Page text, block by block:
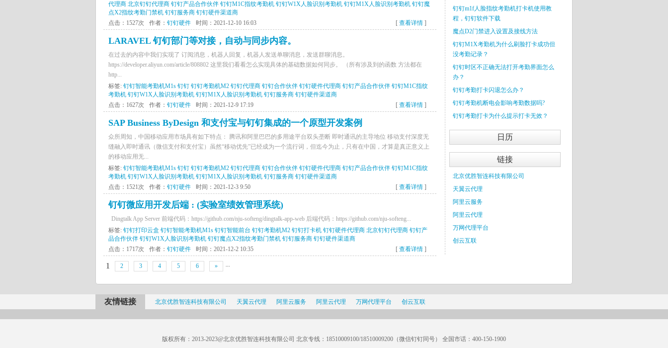
代理商 北京钉钉代理商 钉钉产品合作伙伴 钉钉M1C指纹考勤机 钉钉W1X人脸识别考勤机 钉钉M1X人脸识别考勤机 钉钉魔
点X2指纹考勤门禁机 钉钉服务商 钉钉硬件渠道商
点击：1527次
作者： 钉钉硬件 时间：2021-12-10 16:03 [ 查看详情 ]
LARAVEL 钉钉部门等对接，自动与同步内容。
在过去的内容中我们实现了 订阅消息，机器人回复，机器人发送单聊消息，发送群聊消息。
https://developer.aliyun.com/article/808802 这里我们看看怎么实现具体的基础数据如何同步。 （所有涉及到的函数 方法都在
http...
标签: 钉钉智能考勤机M1s 钉钉 钉钉考勤机M2 钉钉代理商 钉钉合作伙伴 钉钉硬件代理商 钉钉产品合作伙伴 钉钉M1C指纹
考勤机 钉钉W1X人脸识别考勤机 钉钉M1X人脸识别考勤机 钉钉服务商 钉钉硬件渠道商
点击：1627次
作者： 钉钉硬件 时间：2021-12-9 17:19 [ 查看详情 ]
SAP Business ByDesign 和支付宝与钉钉集成的一个原型开发案例
众所周知，中国移动应用市场具有如下特点： 腾讯和阿里巴巴的多用途平台双头垄断 即时通讯的主导地位 移动支付深度无
缝融入即时通讯（微信支付和支付宝）虽然“移动优先”已经成为一个流行词，但迄今为止，只有在中国，才算是真正意义上
的移动应用无...
标签: 钉钉智能考勤机M1s 钉钉 钉钉考勤机M2 钉钉代理商 钉钉合作伙伴 钉钉硬件代理商 钉钉产品合作伙伴 钉钉M1C指纹
考勤机 钉钉W1X人脸识别考勤机 钉钉M1X人脸识别考勤机 钉钉服务商 钉钉硬件渠道商
点击：1521次
作者： 钉钉硬件 时间：2021-12-3 9:50 [ 查看详情 ]
钉钉微应用开发后端 : (实验室绩效管理系统)
Dingtalk App Server 前端代码：https://github.com/nju-softeng/dingtalk-app-web 后端代码：https://github.com/nju-softeng...
标签: 钉钉打印云盒 钉钉智能考勤机M1s 钉钉智能前台 钉钉考勤机M2 钉钉打卡机 钉钉硬件代理商 北京钉钉代理商 钉钉产
品合作伙伴 钉钉W1X人脸识别考勤机 钉钉魔点X2指纹考勤门禁机 钉钉服务商 钉钉硬件渠道商
点击：1717次
作者： 钉钉硬件 时间：2021-12-2 10:35 [ 查看详情 ]
1 2 3 4 5 6 ...
»
钉钉m1f人脸指纹考勤机打卡机使用教
程，钉钉软件下载
魔点D2门禁进入设置及接线方法
钉钉M1X考勤机为什么刷脸打卡成功但
没考勤记录？
钉钉时区不正确无法打开考勤界面怎么
办？
钉钉考勤打卡闪退怎么办？
钉钉考勤机断电会影响考勤数据吗?
钉钉考勤打卡为什么提示打卡无效？
日历
链接
北京优胜智连科技有限公司
天翼云代理
阿里云服务
阿里云代理
万网代理平台
创云互联
友情链接 北京优胜智连科技有限公司 天翼云代理 阿里云服务 阿里云代理 万网代理平台 创云互联
版权所有：2013-2023@北京优胜智连科技有限公司 北京专线：18510009100/18510009200（微信钉钉同号） 全国市话：400-150-1900